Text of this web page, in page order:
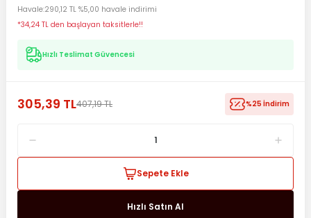
Havale 290,12 TL %5,00 havale indirimi
*34,24 TL den başlayan taksitlerle!!
Hızlı Teslimat Güvencesi
305,39 TL407,19 TL %25 İndirim
Sepete Ekle
Hızlı Satın Al